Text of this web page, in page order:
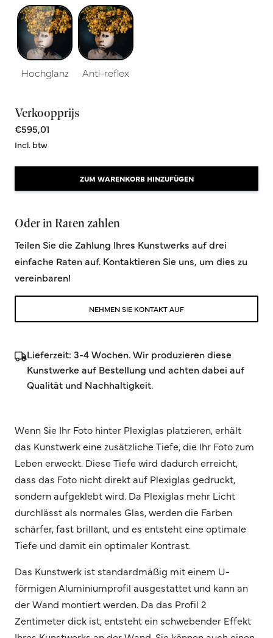
Hochglanz Anti-reflex
Verkoopprijs
€595,01
Incl. btw
ZUM WARENKORB HINZUFÜGEN
Oder in Raten zahlen
Teilen Sie die Zahlung Ihres Kunstwerks auf drei
einfache Raten auf. Kontaktieren Sie uns, um dies zu
vereinbaren!
NEHMEN SIE KONTAKT AUF
Lieferzeit: 3-4 Wochen. Wir produzieren diese
Kunstwerke auf Bestellung und achten dabei auf
Qualität und Nachhaltigkeit.
Wenn Sie Ihr Foto hinter Plexiglas platzieren, erhält
das Kunstwerk eine zusätzliche Tiefe, die Ihr Foto zum
Leben erweckt. Diese Tiefe wird dadurch erreicht,
dass das Foto nicht direkt auf Plexiglas gedruckt,
sondern aufgeklebt wird. Da Plexiglas mehr Licht
durchlässt als normales Glas, werden die Farben
schärfer, fast brillant, und es entsteht eine optimale
Tiefe und damit ein optimaler Kontrast.
Das Kunstwerk ist standardmäßig mit einem U-
förmigen Aluminiumprofil ausgestattet und kann an
der Wand montiert werden. Da das Profil 2
Zentimeter dick ist, entsteht ein schwebender Effekt